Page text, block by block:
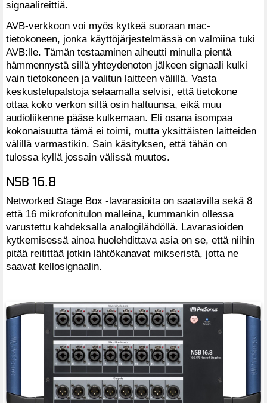
signaalireittiä.
AVB-verkkoon voi myös kytkeä suoraan mac-
tietokoneen, jonka käyttöjärjestelmässä on valmiina tuki
AVB:lle. Tämän testaaminen aiheutti minulla pientä
hämmennystä sillä yhteydenoton jälkeen signaali kulki
vain tietokoneen ja valitun laitteen välillä. Vasta
keskustelupalstoja selaamalla selvisi, että tietokone
ottaa koko verkon siltä osin haltuunsa, eikä muu
audioliikenne pääse kulkemaan. Eli osana isompaa
kokonaisuutta tämä ei toimi, mutta yksittäisten laitteiden
välillä varmastikin. Sain käsityksen, että tähän on
tulossa kyllä jossain välissä muutos.
NSB 16.8
Networked Stage Box -lavarasioita on saatavilla sekä 8
että 16 mikrofonitulon malleina, kummankin ollessa
varustettu kahdeksalla analogilähdöllä. Lavarasioiden
kytkemisessä ainoa huolehdittava asia on se, että niihin
pitää reitittää jotkin lähtökanavat mikseristä, jotta ne
saavat kellosignaalin.